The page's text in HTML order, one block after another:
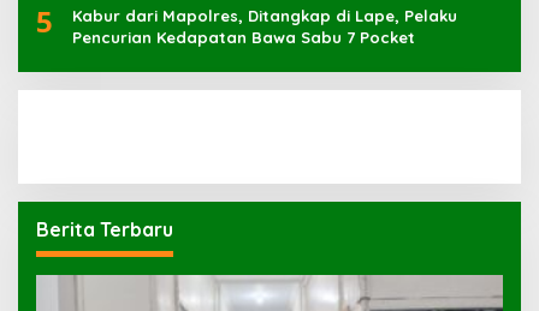
5
Kabur dari Mapolres, Ditangkap di Lape, Pelaku
Pencurian Kedapatan Bawa Sabu 7 Pocket
Berita Terbaru